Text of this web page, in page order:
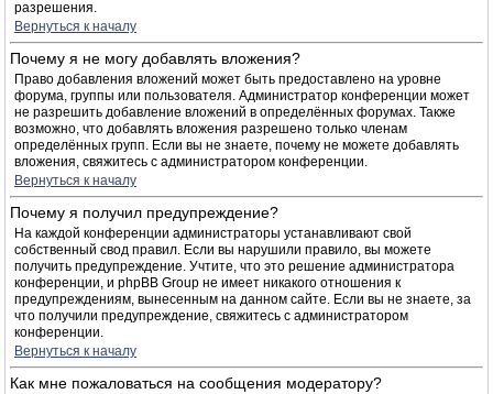
разрешения.
Вернуться к началу
Почему я не могу добавлять вложения?
Право добавления вложений может быть предоставлено на уровне
форума, группы или пользователя. Администратор конференции может
не разрешить добавление вложений в определённых форумах. Также
возможно, что добавлять вложения разрешено только членам
определённых групп. Если вы не знаете, почему не можете добавлять
вложения, свяжитесь с администратором конференции.
Вернуться к началу
Почему я получил предупреждение?
На каждой конференции администраторы устанавливают свой
собственный свод правил. Если вы нарушили правило, вы можете
получить предупреждение. Учтите, что это решение администратора
конференции, и phpBB Group не имеет никакого отношения к
предупреждениям, вынесенным на данном сайте. Если вы не знаете, за
что получили предупреждение, свяжитесь с администратором
конференции.
Вернуться к началу
Как мне пожаловаться на сообщения модератору?